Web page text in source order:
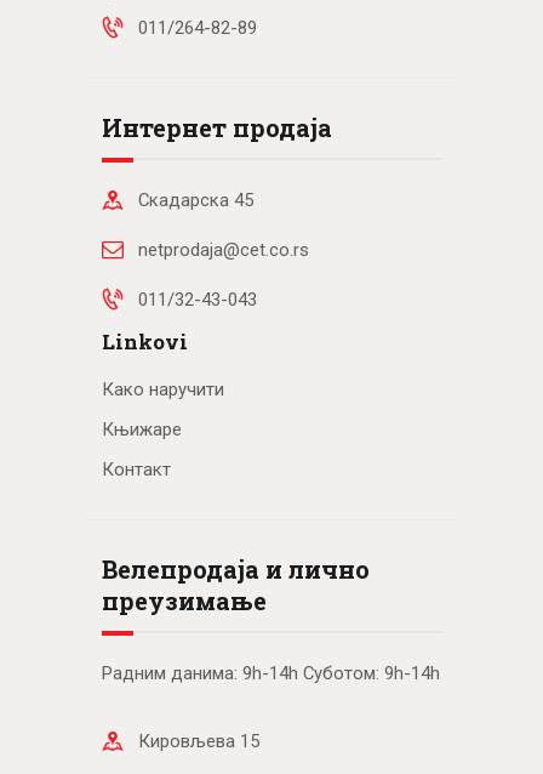
011/264-82-89
Интернет продаја
Скадарска 45
netprodaja@cet.co.rs
011/32-43-043
Linkovi
Како наручити
Књижаре
Контакт
Велепродаја и лично
преузимање
Радним данима: 9h-14h Суботом: 9h-14h
Кировљева 15